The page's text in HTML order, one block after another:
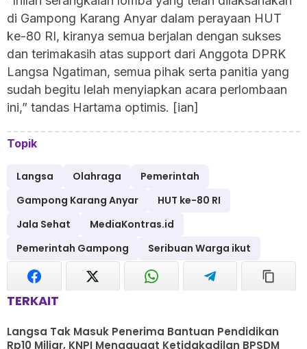
di Gampong Karang Anyar dalam perayaan HUT
ke-80 RI, kiranya semua berjalan dengan sukses
dan terimakasih atas support dari Anggota DPRK
Langsa Ngatiman, semua pihak serta panitia yang
sudah begitu lelah menyiapkan acara perlombaan
ini,” tandas Hartama optimis. [ian]
Topik
Langsa Olahraga
Pemerintah
Gampong Karang Anyar
HUT ke-80 RI
Jala Sehat
MediaKontras.id
Pemerintah Gampong
Seribuan Warga ikut
TERKAIT
Langsa Tak Masuk Penerima Bantuan Pendidikan
Rp10 Miliar, KNPI Menggugat Ketidakadilan BPSDM